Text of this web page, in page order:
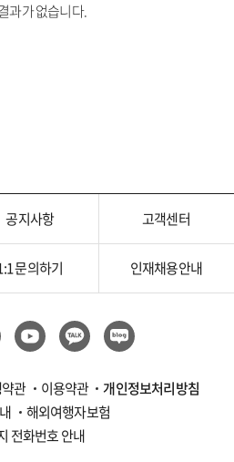
과가 없습니다.
공지사항 고객센터
문의하기 인재채용안내
관 이용약관
개인정보처리방침
해외여행자보험
전화번호 안내